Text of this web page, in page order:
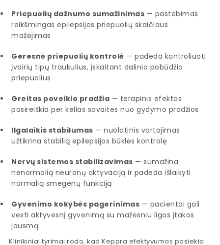
Priepuolių dažnumo sumažinimas — pastebimas
reikšmingas epilepsijos priepuolių skaičiaus
mažėjimas
Geresnė priepuolių kontrolė — padeda kontroliuoti
įvairių tipų traukulius, įskaitant dalinio pobūdžio
priepuolius
Greitas poveikio pradžia — terapinis efektas
pasireiškia per kelias savaites nuo gydymo pradžios
Ilgalaikis stabilumas — nuolatinis vartojimas
užtikrina stabilią epilepsijos būklės kontrolę
Nervų sistemos stabilizavimas — sumažina
nenormalią neuronų aktyvaciją ir padeda išlaikyti
normalią smegenų funkciją
Gyvenimo kokybės pagerinimas — pacientai gali
vesti aktyvesnį gyvenimą su mažesniu ligos įtakos
jausmą
Klinikiniai tyrimai rodo, kad Keppra efektyvumas pasiekia